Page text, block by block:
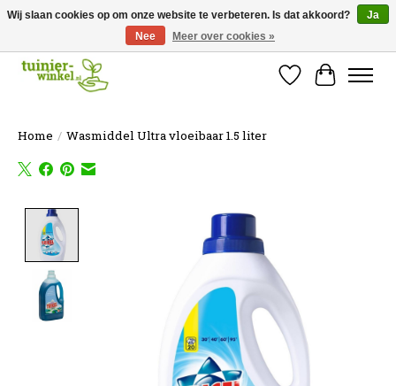
Online tuinartikelen kopen ✓ Online sinds 2007 ✓ Thuiswinkel Waarborg
Verlanglijst
Home / Wasmiddel Ultra vloeibaar 1.5 liter
Product image slideshow Items
Wij slaan cookies op om onze website te verbeteren. Is dat akkoord?
Ja
Nee
Meer over cookies »